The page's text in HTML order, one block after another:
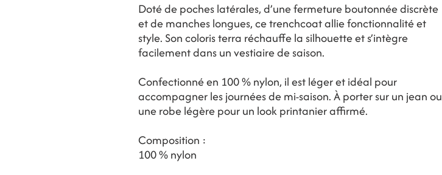
Doté de poches latérales, d’une fermeture boutonnée discrète
et de manches longues, ce trenchcoat allie fonctionnalité et
style. Son coloris terra réchauffe la silhouette et s’intègre
facilement dans un vestiaire de saison.
Confectionné en 100 % nylon, il est léger et idéal pour
accompagner les journées de mi-saison. À porter sur un jean ou
une robe légère pour un look printanier affirmé.
Composition :
100 % nylon